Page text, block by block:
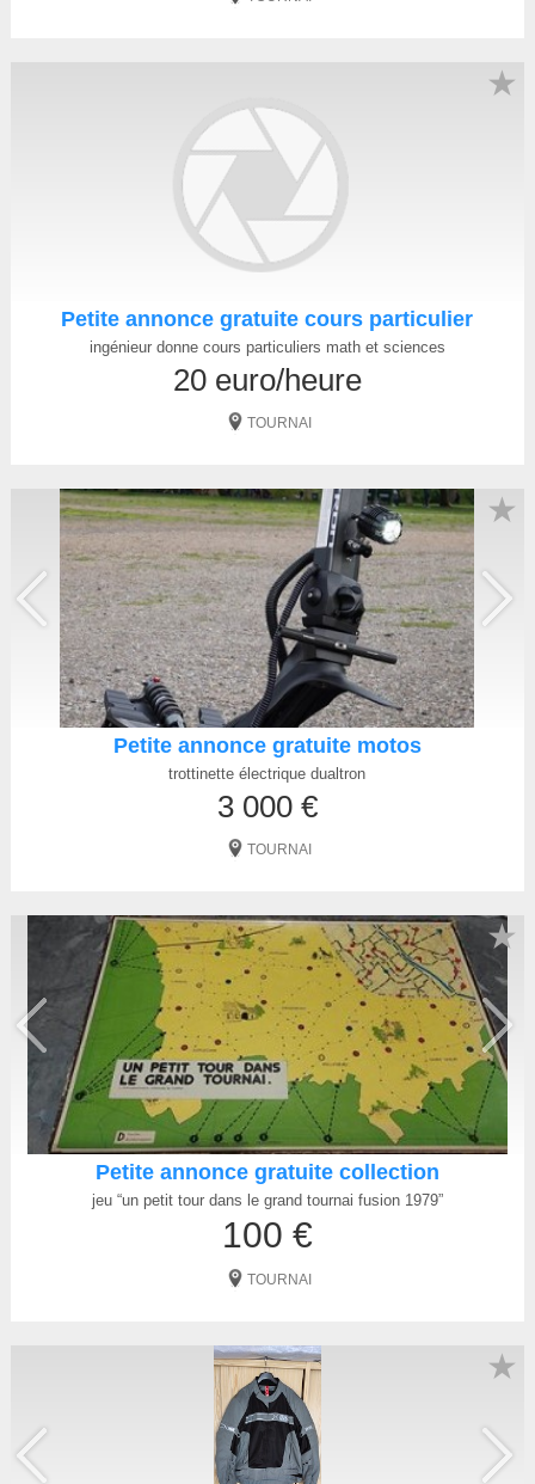
Petite annonce gratuite cours particulier
ingénieur donne cours particuliers math et sciences
20 euro/heure
TOURNAI
★
Petite annonce gratuite motos
trottinette électrique dualtron
3 000 €
TOURNAI
★
Petite annonce gratuite collection
jeu “un petit tour dans le grand tournai fusion 1979”
100 €
TOURNAI
★
★